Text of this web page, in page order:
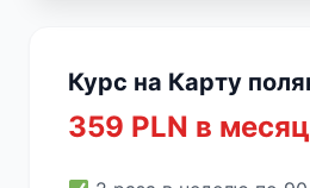
Курс на Карту
359 PLN в месяц